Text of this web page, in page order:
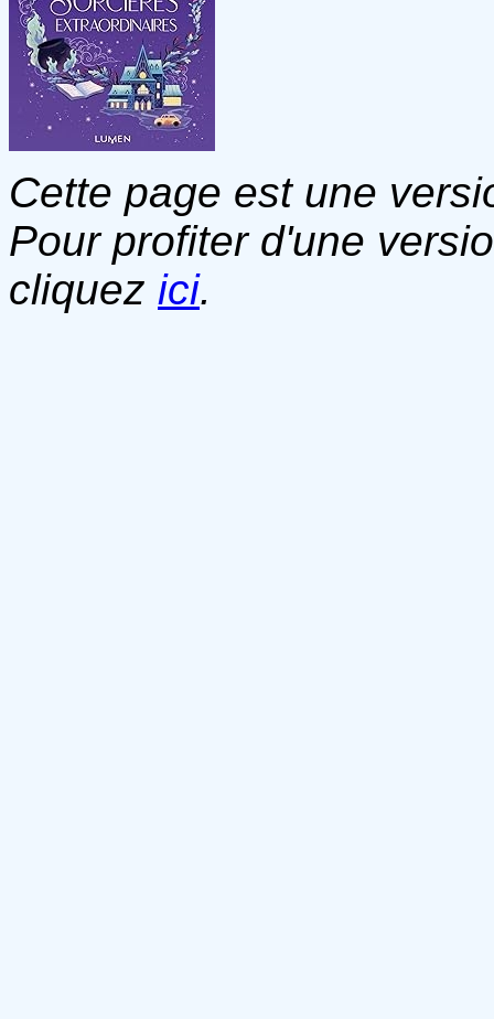
Cette page est une
Pour profiter d'une
cliquez ici.